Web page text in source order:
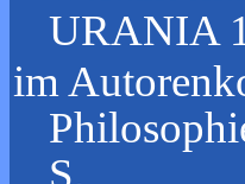
URANIA
im
S.